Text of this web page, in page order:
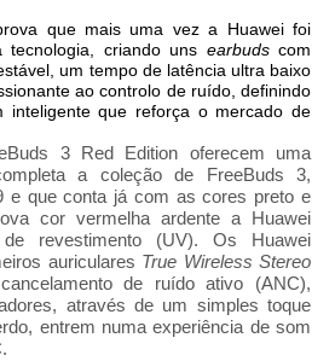
que mais uma vez a Huawei foi
criando uns earbudscom
um tempo de latência ultra baixo
ao controlo de ruído, definindo
inteligente que reforça o mercado de
3 Red Edition oferecem uma
a coleção de FreeBuds 3,
e que conta já com as cores preto e
cor vermelha ardente a Huawei
revestimento (UV). Os Huawei
auriculares True Wireless Stereo
de ruído ativo (ANC),
através de um simples toque
entrem numa experiência de som